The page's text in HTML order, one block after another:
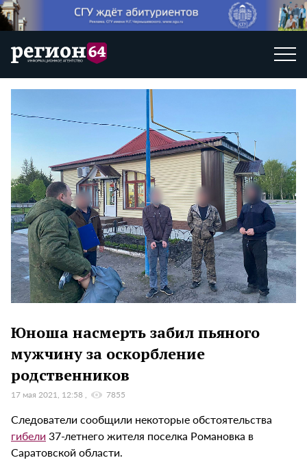
Юноша насмерть забил пьяного
мужчину за оскорбление
родственников
17 мая 2021, 12:58 7855
Следователи сообщили некоторые обстоятельства
гибели 37-летнего жителя поселка Романовка в
Саратовской области.